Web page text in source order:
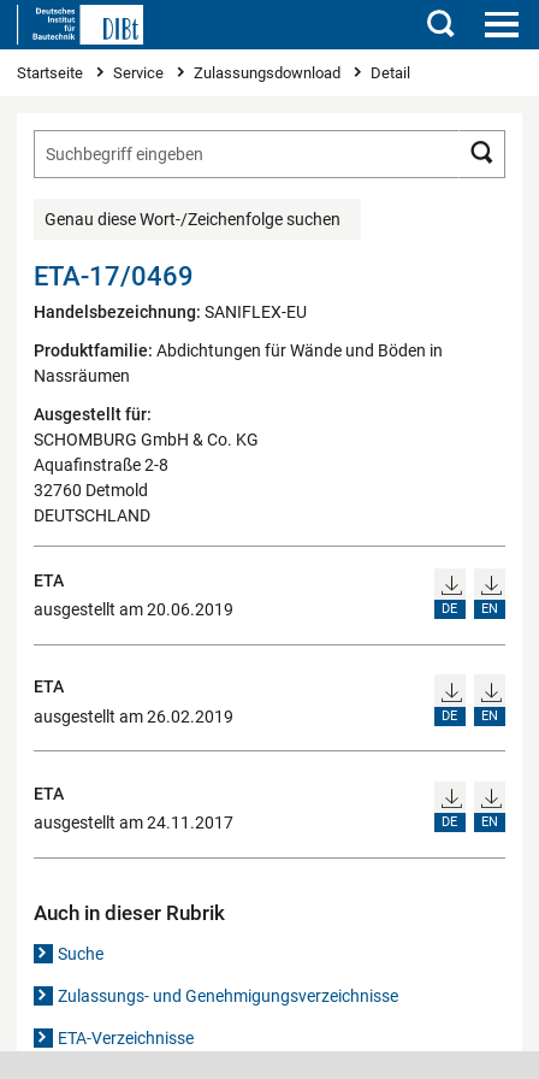
Suchen
Sie sind hier
Startseite Service Zulassungsdownload Detail
Genau diese Wort-/Zeichenfolge suchen
ETA-17/0469
Handelsbezeichnung: SANIFLEX-EU
Produktfamilie: Abdichtungen für Wände und Böden in
Nassräumen
Ausgestellt für:
SCHOMBURG GmbH & Co. KG
Aquafinstraße 2-8
32760 Detmold
DEUTSCHLAND
ETA
ausgestellt am 20.06.2019
DE EN
ETA
ausgestellt am 26.02.2019
DE EN
ETA
ausgestellt am 24.11.2017
DE EN
Auch in dieser Rubrik
Suche
Zulassungs- und Genehmigungsverzeichnisse
ETA-Verzeichnisse